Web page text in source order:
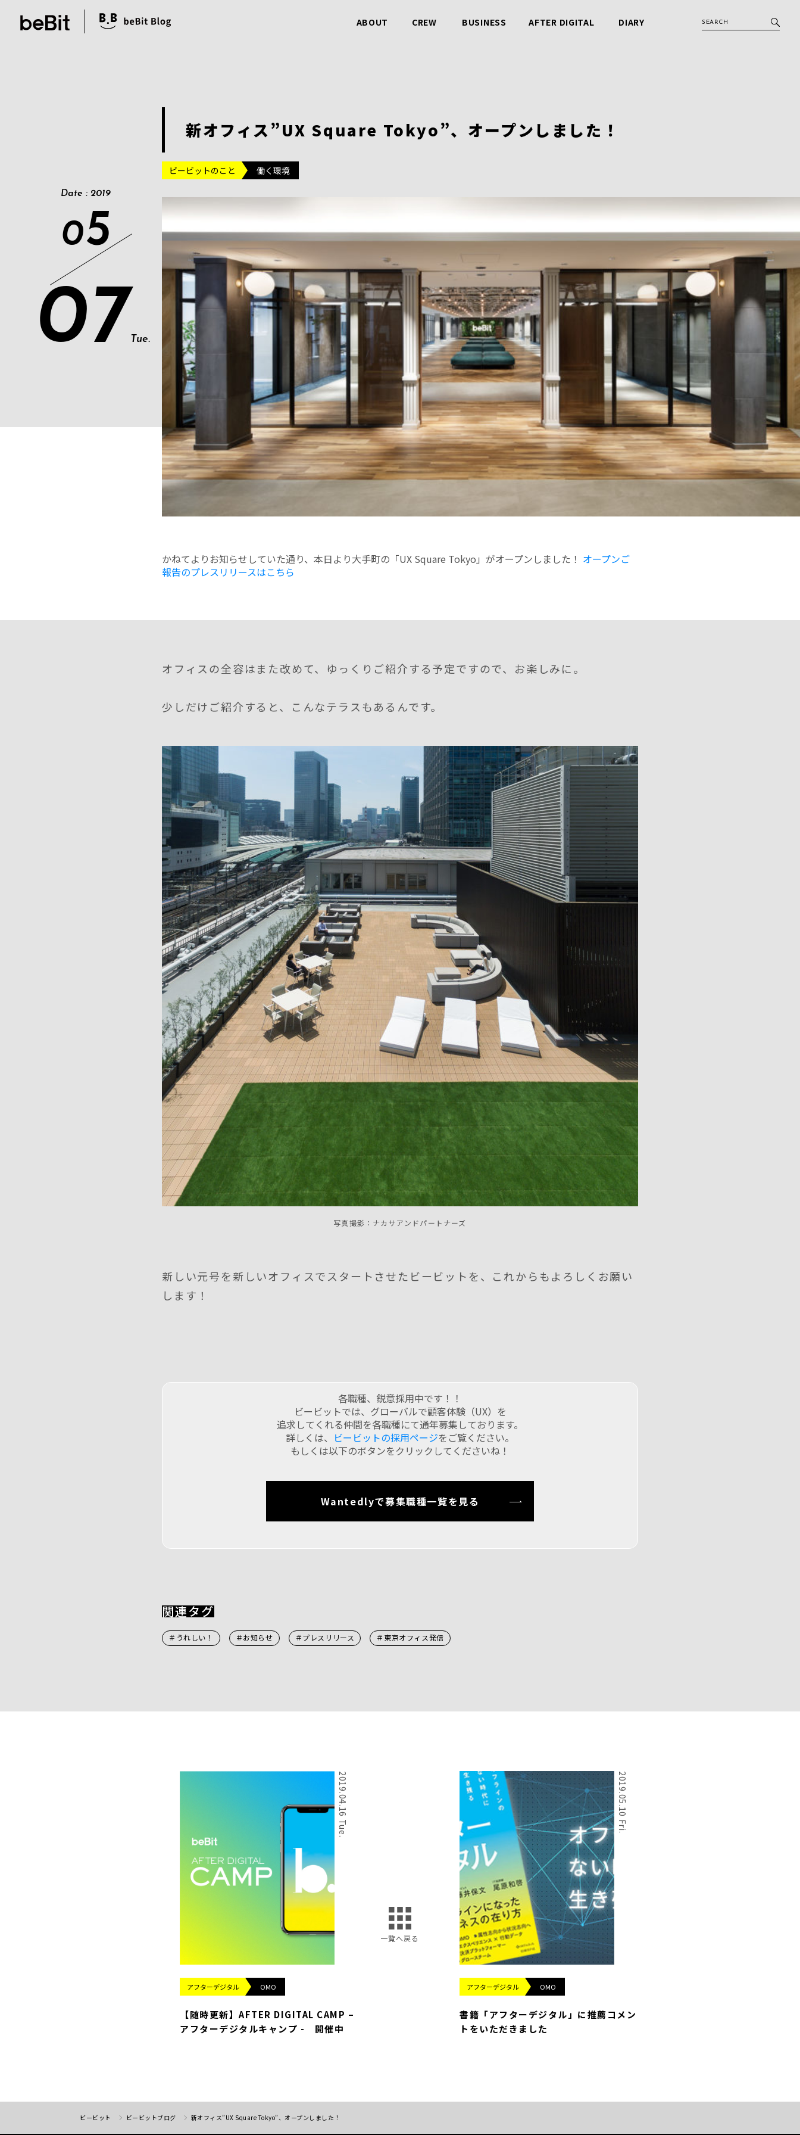
ABOUT CREW BUSINESS AFTER DIGITAL DIARY
Date : 2019
05
07Tue.
新オフィス”UX Square Tokyo”、オープンしました！
ビービットのこと 働く環境
かねてよりお知らせしていた通り、本日より大手町の「UX Square Tokyo」がオープンしました！ オープンご
報告のプレスリリースはこちら
オフィスの全容はまた改めて、ゆっくりご紹介する予定ですので、お楽しみに。
少しだけご紹介すると、こんなテラスもあるんです。
写真撮影：ナカサアンドパートナーズ
新しい元号を新しいオフィスでスタートさせたビービットを、これからもよろしくお願い
します！
各職種、鋭意採用中です！！
ビービットでは、グローバルで顧客体験（UX）を
追求してくれる仲間を各職種にて通年募集しております。
詳しくは、 ビービットの採用ページをご覧ください。
もしくは以下のボタンをクリックしてくださいね！
Wantedlyで募集職種一覧を見る
関連タグ
＃うれしい！ ＃お知らせ ＃プレスリリース ＃東京オフィス発信
2019.04.16 Tue.
アフターデジタル OMO
【随時更新】AFTER DIGITAL CAMP –
アフターデジタルキャンプ - 開催中
2019.05.10 Fri.
アフターデジタル OMO
書籍「アフターデジタル」に推薦コメン
トをいただきました
一覧へ戻る
ビービット ビービットブログ 新オフィス”UX Square Tokyo”、オープンしました！